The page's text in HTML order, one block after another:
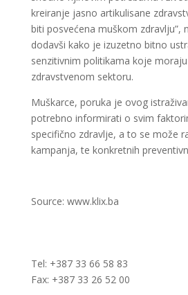
kreiranje jasno artikulisane
biti posvećena muškom zdravlju”,
dodavši kako je izuzetno bitno
senzitivnim politikama koje
zdravstvenom sektoru.
Muškarce, poruka je ovog
potrebno informirati o svim
specifično zdravlje, a to se može
kampanja, te konkretnih
Source: www.klix.ba
Tel: +387 33 66 58 83
Fax: +387 33 26 52 00